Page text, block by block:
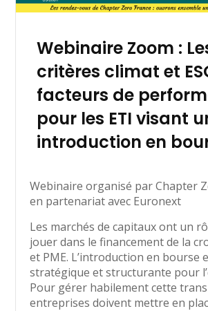
Webinaire Zoom :
critères climat et
facteurs de
pour les ETI visant
introduction en
Webinaire organisé par Chapter
en partenariat avec Euronext
Les marchés de capitaux ont un
jouer dans le financement de la
et PME. L’introduction en bourse
stratégique et structurante pour
Pour gérer habilement cette
entreprises doivent mettre en